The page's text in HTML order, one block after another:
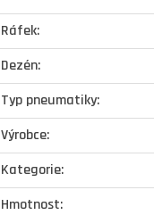
Ráfek:
Dezén:
Typ pneumatiky:
Výrobce:
Kategorie:
Hmotnost: